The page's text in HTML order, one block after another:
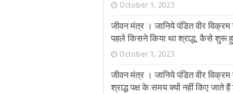
October 1, 2023
जीवन मंत्र । जानिये पंडित वीर
पहले किसने किया था श्राद्ध, कैसे शुरू
October 1, 2023
जीवन मंत्र । जानिये पंडित वीर विक्रम
श्राद्ध पक्ष के समय क्यों नहीं किए जाते हैं